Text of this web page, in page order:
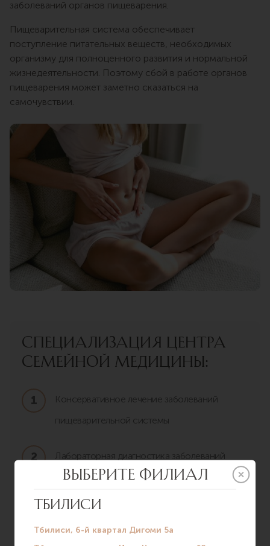
заболеваний органов пищеварения.
Пищеварительная система обеспечивает
поступление питательных веществ, необходимых
организму для полноценного развития и нормальной
жизнедеятельности. Поэтому сбой в работе органов
пищеварения может заметно сказаться на
самочувствии.
Специализация центра
семейной медицины:
Консервативное лечение заболеваний
пищеварительной системы
Лабораторная диагностика заболеваний
Инструментальная диагностика: